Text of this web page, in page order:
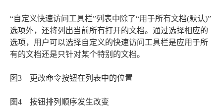
“自定义快速访问工具栏”列表中除了“用于所有文档(默认)”
选项外，还将列出当前所有打开的文档。通过选择相应的
选项，用户可以选择自定义的快速访问工具栏是应用于所
有的文档还是只针对某个特别的文档。
图3 更改命令按钮在列表中的位置
图4 按钮排列顺序发生改变